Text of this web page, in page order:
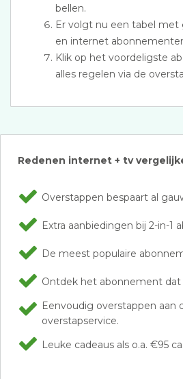
bellen.
Er volgt nu een tabel met
en internet
Klik op het voordeligste
alles regelen via de
Redenen internet + tv
Overstappen bespaart al
Extra aanbiedingen bij 2-in-1
De meest populaire
Ontdek het abonnement
Eenvoudig overstappen aan
overstapservice.
Leuke cadeaus als o.a. €95